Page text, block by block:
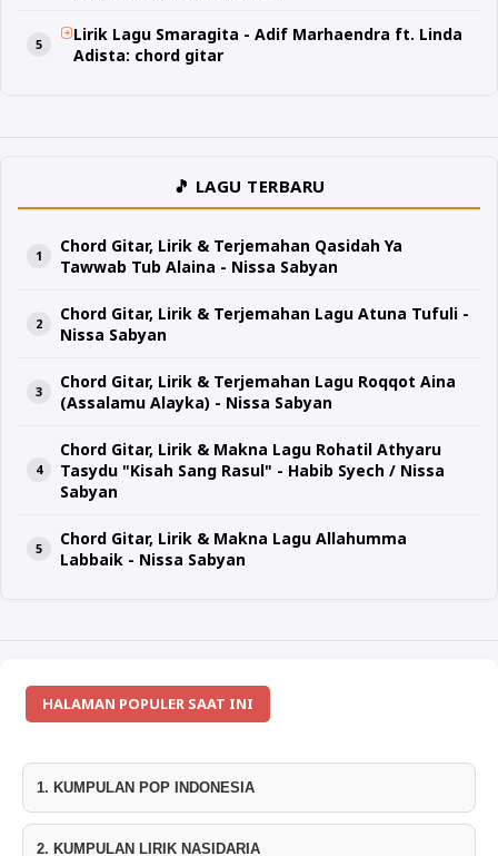
Lirik Lagu Smaragita - Adif Marhaendra ft. Linda
Adista: chord gitar
🎵 LAGU TERBARU
Chord Gitar, Lirik & Terjemahan Qasidah Ya
Tawwab Tub Alaina - Nissa Sabyan
Chord Gitar, Lirik & Terjemahan Lagu Atuna Tufuli -
Nissa Sabyan
Chord Gitar, Lirik & Terjemahan Lagu Roqqot Aina
(Assalamu Alayka) - Nissa Sabyan
Chord Gitar, Lirik & Makna Lagu Rohatil Athyaru
Tasydu "Kisah Sang Rasul" - Habib Syech / Nissa
Sabyan
Chord Gitar, Lirik & Makna Lagu Allahumma
Labbaik - Nissa Sabyan
HALAMAN POPULER SAAT INI
1. KUMPULAN POP INDONESIA
2. KUMPULAN LIRIK NASIDARIA